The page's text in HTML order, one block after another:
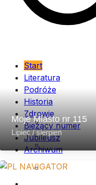
Start
Literatura
Podróże
Historia
Zdrowie
Bieżący numer
Jubileusz
Archiwum
Moje Miasto nr 115
Lipiec / sierpień